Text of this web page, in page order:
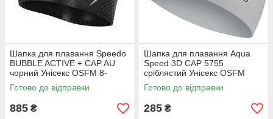
Шапка для плавання Speedo
BUBBLE ACTIVE + CAP AU
чорний Унісекс OSFM 8-
139540001
Готово до відправки
885 ₴
Шапка для плавання Aqua
Speed 3D CAP 5755
сріблястий Унісекс OSFM
092-26
Готово до відправки
285 ₴